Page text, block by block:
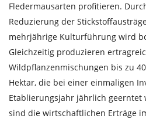
Fledermausarten profitieren.
Reduzierung der
mehrjährige Kulturführung wird
Gleichzeitig produzieren
Wildpflanzenmischungen bis zu
Hektar, die bei einer einmaligen
Etablierungsjahr jährlich geerntet
sind die wirtschaftlichen Erträge